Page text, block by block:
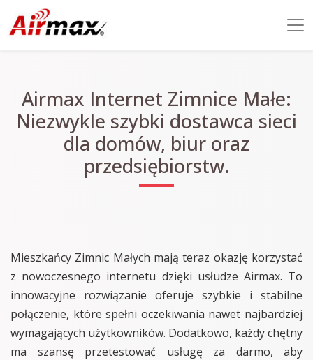
Airmax Internet Zimnice Małe:
Niezwykle szybki dostawca sieci
dla domów, biur oraz
przedsiębiorstw.
Mieszkańcy Zimnic Małych mają teraz okazję korzystać
z nowoczesnego internetu dzięki usłudze Airmax. To
innowacyjne rozwiązanie oferuje szybkie i stabilne
połączenie, które spełni oczekiwania nawet najbardziej
wymagających użytkowników. Dodatkowo, każdy chętny
ma szansę przetestować usługę za darmo, aby